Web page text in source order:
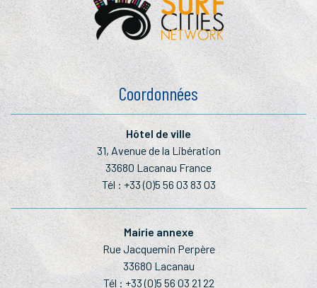
Coordonnées
Hôtel de ville
31, Avenue de la Libération
33680 Lacanau France
Tél : +33 (0)5 56 03 83 03
Mairie annexe
Rue Jacquemin Perpère
33680 Lacanau
Tél : +33 (0)5 56 03 21 22